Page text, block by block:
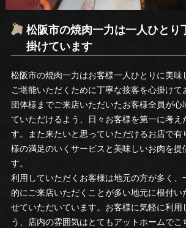
松阪市の焼肉一力は一人ひとり
掛けています
松阪市の焼肉一力はお客様一人ひとりに美味
ご堪能いただくために丁寧な接客を心掛けて
団体様までご来店いただいたお客様全員が心
ていただけるよう、日々お客様を第一に考え
す。また来たいと思っていただけるお店で有
様の満足のいくサービスと美味しいお肉を提
す。
利用していただくお客様は地元の方が多く、
的にご来店いただくことが多い地元に根付い
せていただいています。お客様に気軽に利用
う、店内の雰囲気はとてもアットホームでこ